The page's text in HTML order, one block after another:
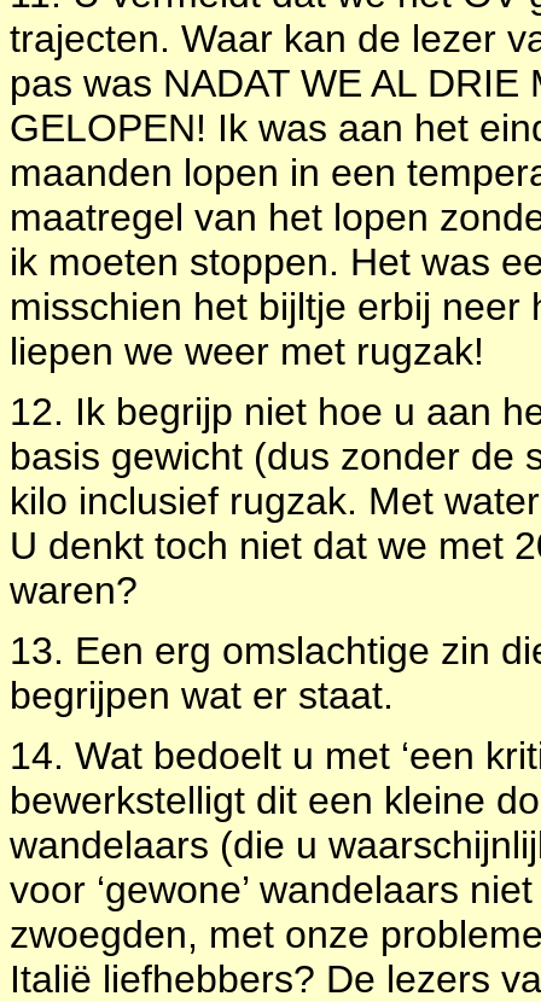
trajecten. Waar kan de lezer
pas was NADAT WE AL
GELOPEN! Ik was aan het
maanden lopen in een
maatregel van het lopen
ik moeten stoppen. Het was
misschien het bijltje erbij neer
liepen we weer met rugzak!
12. Ik begrijp niet hoe u aan
basis gewicht (dus zonder de
kilo inclusief rugzak. Met
U denkt toch niet dat we met
waren?
13. Een erg omslachtige zin
begrijpen wat er staat.
14. Wat bedoelt u met ‘een
bewerkstelligt dit een kleine
wandelaars (die u
voor ‘gewone’ wandelaars
zwoegden, met onze
Italië liefhebbers? De lezers